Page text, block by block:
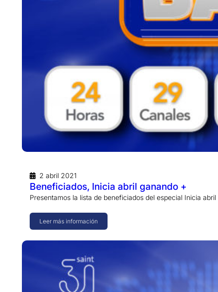
2 abril 2021
Beneficiados, Inicia abril ganando +
Presentamos la lista de beneficiados del especial Inicia
Leer más información